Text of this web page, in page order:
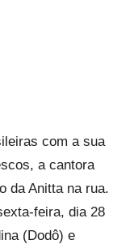
com a sua
a cantora
da Anitta na rua.
feira, dia 28
(Dodô) e